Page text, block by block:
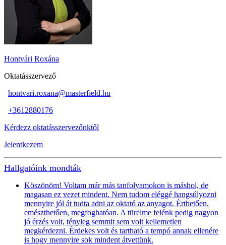
Hontvári Roxána
Oktatásszervező
hontvari.roxana@masterfield.hu
+3612880176
Kérdezz oktatásszervezőnktől
Jelentkezem
Hallgatóink mondták
Köszönöm! Voltam már más tanfolyamokon is máshol, de
magasan ez vezet mindent. Nem tudom eléggé hangsúlyozni
mennyire jól át tudta adni az oktató az anyagot. Érthetően,
emészthetően, megfoghatóan. A türelme felénk pedig nagyon
jó érzés volt, tényleg semmit sem volt kellemetlen
megkérdezni. Érdekes volt és tartható a tempó annak ellenére
is hogy mennyire sok mindent átvettünk.